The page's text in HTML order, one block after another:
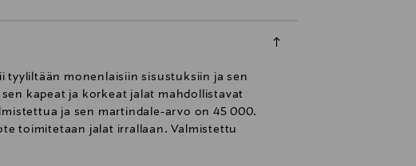
tyyliltään monenlaisiin sisustuksiin ja sen
kapeat ja korkeat jalat mahdollistavat
ja sen martindale-arvo on 45 000.
toimitetaan jalat irrallaan. Valmistettu